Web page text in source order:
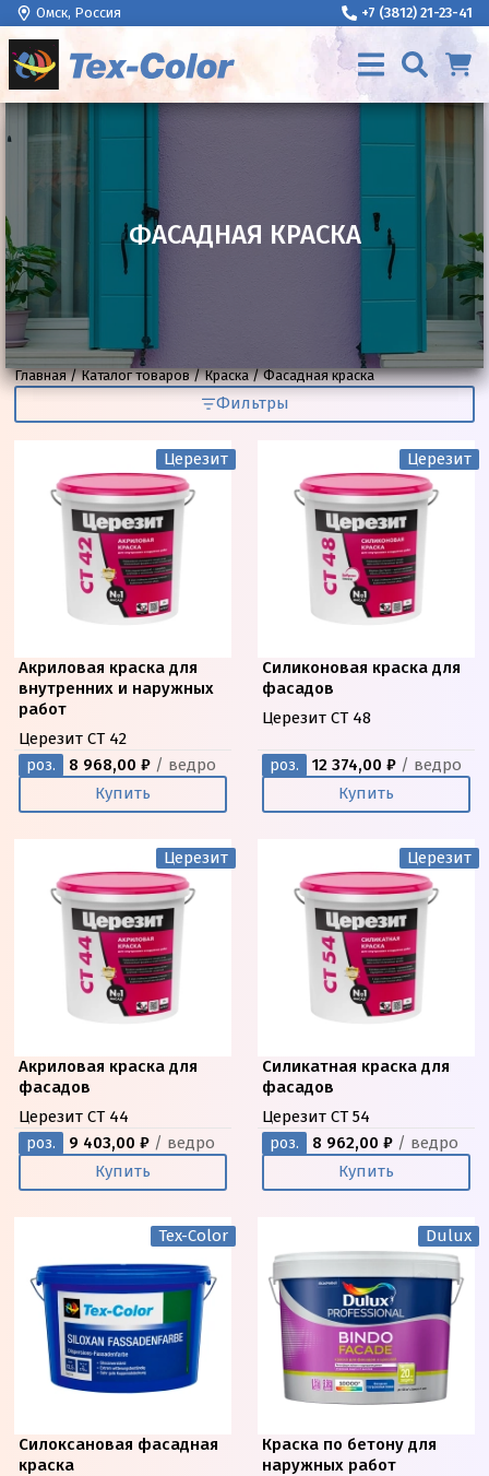
Омск, Россия +7 (3812) 21-23-41
ФАСАДНАЯ КРАСКА
Главная Каталог товаров Краска Фасадная краска
Фильтры
Церезит
Акриловая краска для
внутренних и наружных
работ
Церезит CT 42
роз. 8 968,00 ₽ / ведро
Купить
Церезит
Силиконовая краска для
фасадов
Церезит CT 48
роз. 12 374,00 ₽ / ведро
Купить
Церезит
Акриловая краска для
фасадов
Церезит CT 44
роз. 9 403,00 ₽ / ведро
Купить
Церезит
Силикатная краска для
фасадов
Церезит CT 54
роз. 8 962,00 ₽ / ведро
Купить
Tex-Color
Силоксановая фасадная
краска
Dulux
Краска по бетону для
наружных работ